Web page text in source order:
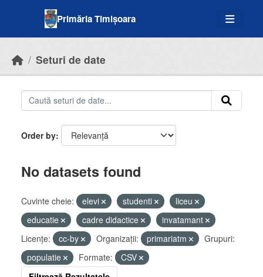
Primăria Timișoara
Seturi de date
Order by
No datasets found
Cuvinte cheie: elevi studenti
liceu
educatie
cadre didactice
invatamant
Licenţe:
cc-by Organizații: primariatm
Grupuri:
populatie
Formate:
CSV